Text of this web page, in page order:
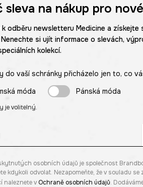
sleva na nákup pro
odběru newsletteru Medicine a získejte
si ujít informace o slevách,
kolekcí.
do vaší schránky přicházelo jen to, co
móda
Pánská móda
je volitelný.
osobních údajů je společnost
kdykoli odvolat. Nezapomeňte, že v souladu
naleznete v Ochraně osobních údajů.